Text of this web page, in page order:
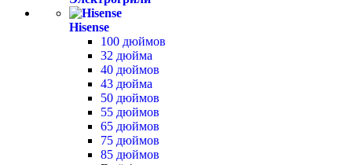
Hisense
100 дюймов
32 дюйма
40 дюймов
43 дюйма
50 дюймов
55 дюймов
65 дюймов
75 дюймов
85 дюймов